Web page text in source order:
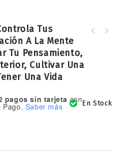
Tus
A La Mente
Tu Pensamiento,
Cultivar Una
Una Vida
En Stock
pagos sin tarjeta con
Pago. Saber más